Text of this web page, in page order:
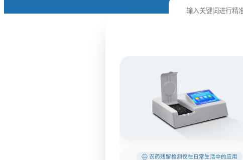
农药残留检测仪在日常生活中的应用